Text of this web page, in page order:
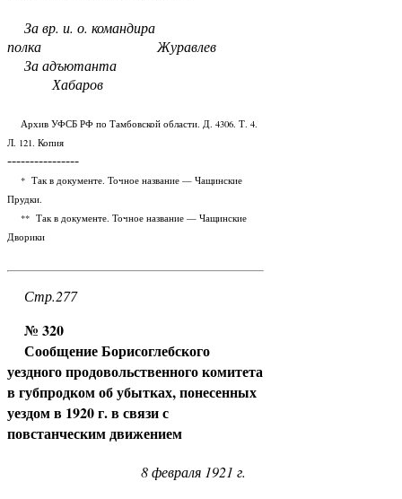
За вр. и. о. командира
полка Журавлев
За адъютанта
Хабаров
Архив УФСБ РФ по Тамбовской области. Д. 4306. Т. 4.
Л. 121. Копия
----------------
* Так в документе. Точное название — Чащинские
Прудки.
** Так в документе. Точное название — Чащинские
Дворики
Стр.277
№ 320
Сообщение Борисоглебского
уездного продовольственного комитета
в губпродком об убытках, понесенных
уездом в 1920 г. в связи с
повстанческим движением
8 февраля 1921 г.